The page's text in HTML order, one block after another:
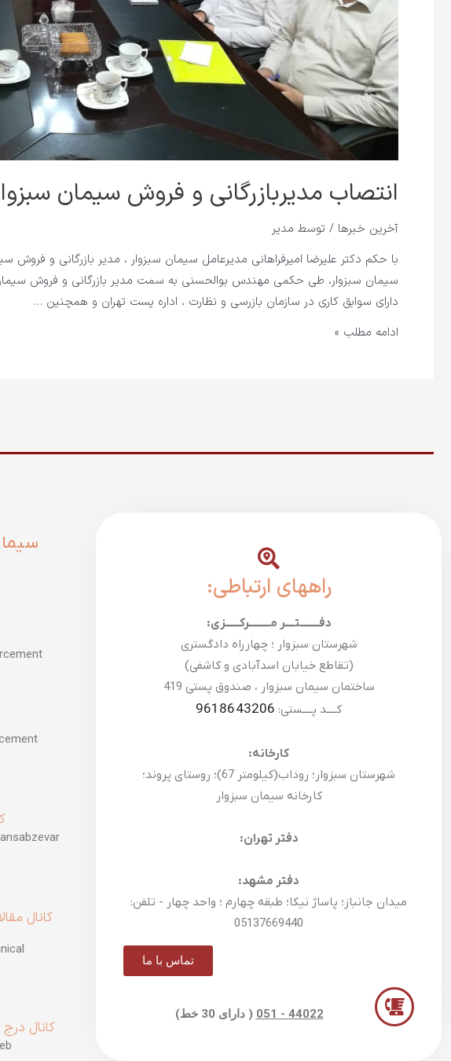
انتصاب مدیربازرگانی و فروش سیمان
آخرین خبرها / توسط مدیر
با حکم دکتر علیرضا امیرفراهانی مدیرعامل سیمان سبزوار ، مدیر بازرگانی و
سیمان سبزوار، طی حکمی مهندس بوالحسنی به سمت مدیر بازرگانی و فروش
دارای سوابق کاری در سازمان بازرسی و نظارت ، اداره پست تهران و همچنین …
ادامه مطلب »
راههای ارتباطی:
دفــــــــتــــر مـــــــــرکــــــزی:
شهرستان سبزوار ؛ چهارراه دادگستری
(تقاطع خیابان اسدآبادی و کاشفی)
ساختمان سیمان سبزوار ، صندوق پستی 419
کــــد پــــستی: 9618643206
کارخانه:
شهرستان سبزوار؛ روداب(کیلومتر 67)؛ روستای پروند؛
کارخانه سیمان سبزوار
دفتر تهران:
دفتر مشهد:
میدان جانباز؛ پاساژ نیکا؛ طبقه چهارم ؛ واحد چهار - تلفن:
05137669440
تماس با ما
44022 - 051 ( دارای 30 خط)
کانال
کانال